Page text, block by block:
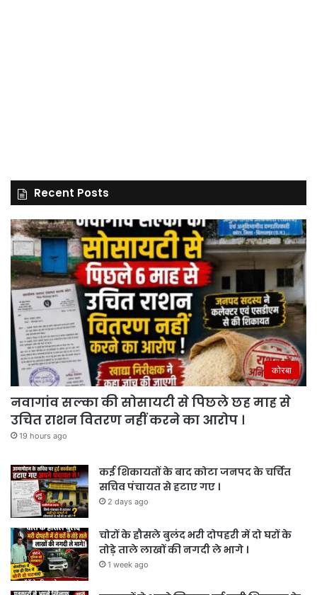
Recent Posts
कोरबा
नवागांव सल्का की सोसायटी से पिछले छह माह से
उचित राशन वितरण नहीं करने का आरोप ।
19 hours ago
कई शिकायतों के बाद कोटा जनपद के चर्चित
सचिव पंचायत से हटाए गए ।
2 days ago
चोरों के हौसले बुलंद भरी दोपहरी में दो घरों के
तोड़े ताले लाखों की नगदी ले भागे ।
1 week ago